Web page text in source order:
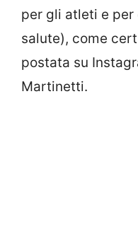
per gli atleti e per
salute), come
postata su
Martinetti.